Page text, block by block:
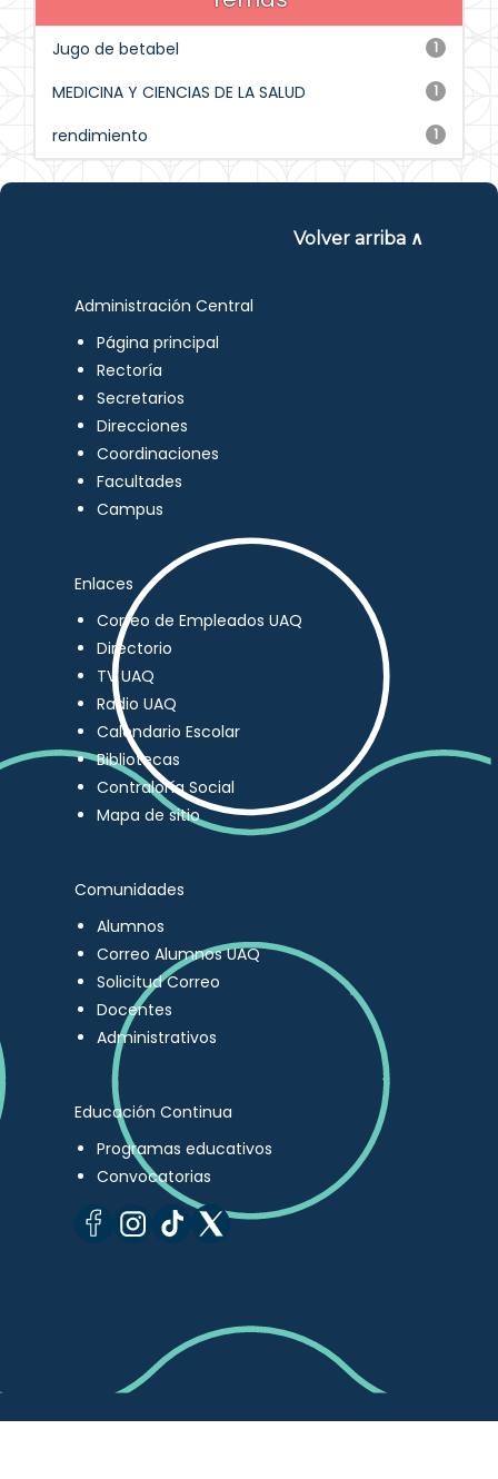
1
Jugo de betabel
1
MEDICINA Y CIENCIAS DE LA SALUD
1
rendimiento
Volver arriba ∧
Administración Central
Página principal
Rectoría
Secretarios
Direcciones
Coordinaciones
Facultades
Campus
Enlaces
Correo de Empleados UAQ
Directorio
TV UAQ
Radio UAQ
Calendario Escolar
Bibliotecas
Contraloría Social
Mapa de sitio
Comunidades
Alumnos
Correo Alumnos UAQ
Solicitud Correo
Docentes
Administrativos
Educación Continua
Programas educativos
Convocatorias